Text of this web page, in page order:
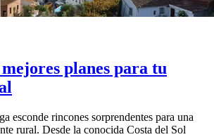
planes para tu
esconde rincones sorprendentes para una
rural. Desde la conocida Costa del Sol